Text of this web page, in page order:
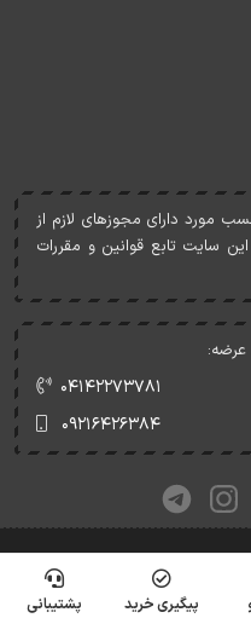
مورد دارای مجوزهای لازم از
سايت تابع قوانين و مقررات
عرضه:
۰۴۱۴۲۲۷۳۷۸۱
۰۹۲۱۶۴۲۶۳۸۴
ایران عرضه می‌باشد.
پیگیری خرید پشتیبانی